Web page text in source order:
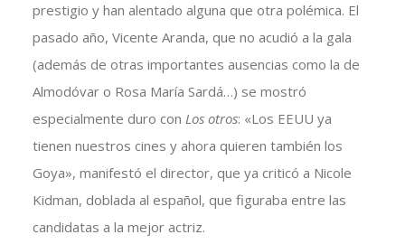
prestigio y han alentado alguna que otra polémica. El
pasado año, Vicente Aranda, que no acudió a la gala
(además de otras importantes ausencias como la de
Almodóvar o Rosa María Sardá…) se mostró
especialmente duro con Los otros: «Los EEUU ya
tienen nuestros cines y ahora quieren también los
Goya», manifestó el director, que ya criticó a Nicole
Kidman, doblada al español, que figuraba entre las
candidatas a la mejor actriz.